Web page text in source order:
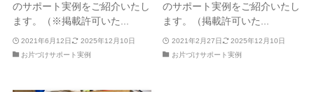
のサポート実例をご紹介いたし
ます。（※掲載許可いた...
2021年6月12日
2025年12月10日
お片づけサポート実例
のサポート実例をご紹介いたし
ます。（掲載許可いた...
2021年2月27日
2025年12月10日
お片づけサポート実例